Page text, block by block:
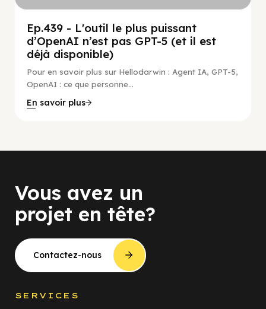
Ep.439 - L'outil le plus puissant
d’OpenAI n’est pas GPT-5 (et il est
déjà disponible)
Pour en savoir plus sur Hellodarwin : Agent IA, GPT-5,
OpenAI : ce que personne...
En savoir plus
Vous avez un
projet en tête?
Contactez-nous
SERVICES